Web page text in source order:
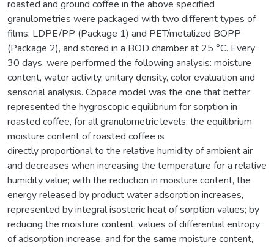
roasted and ground coffee in the above specified
granulometries were packaged with two different types of
films: LDPE/PP (Package 1) and PET/metalized BOPP
(Package 2), and stored in a BOD chamber at 25 °C. Every
30 days, were performed the following analysis: moisture
content, water activity, unitary density, color evaluation and
sensorial analysis. Copace model was the one that better
represented the hygroscopic equilibrium for sorption in
roasted coffee, for all granulometric levels; the equilibrium
moisture content of roasted coffee is
directly proportional to the relative humidity of ambient air
and decreases when increasing the temperature for a relative
humidity value; with the reduction in moisture content, the
energy released by product water adsorption increases,
represented by integral isosteric heat of sorption values; by
reducing the moisture content, values of differential entropy
of adsorption increase, and for the same moisture content,